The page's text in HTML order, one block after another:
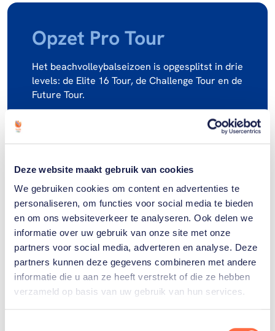
Deze website maakt gebruik van cookies
We gebruiken cookies om content en advertenties te
personaliseren, om functies voor social media te bieden
en om ons websiteverkeer te analyseren. Ook delen we
informatie over uw gebruik van onze site met onze
partners voor social media, adverteren en analyse. Deze
partners kunnen deze gegevens combineren met andere
informatie die u aan ze heeft verstrekt of die ze hebben
verzameld op basis van uw gebruik van hun services.
Opzet Pro Tour
Het beachvolleybalseizoen is opgesplitst in drie
levels: de Elite 16 Tour, de Challenge Tour en de
Future Tour.
De Elite 16 is het hoogste niveau, waarin de
Elite 16 Tour, aan deze toernooien doen 24
waarvan de Elite 16-toernooien worden
ingedeeld.
De Futurecompetitie vervult dezelfde rol maar
dan ten opzichte van de Challenge Tour. Aan
het eind van het seizoen spelen de tien beste
teams de Finals.